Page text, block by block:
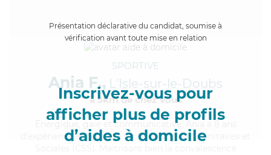
Présentation déclarative du candidat, soumise à
vérification avant toute mise en relation
Inscrivez-vous pour
afficher plus de profils
d’aides à domicile
SPORTIVE
Ania F., L'Isle-sur-le-Doubs
à 5km de chez Vous
, gaie et communicative, Ania a 8 ans
d'expérience et possède un BEP Carrières Sanitaires et